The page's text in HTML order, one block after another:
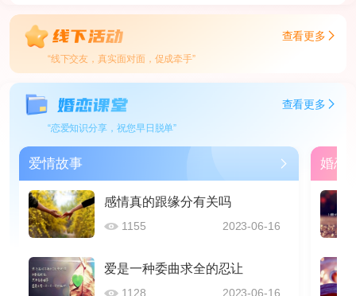
查看更多
“线下交友，真实面对面，促成牵手”
查看更多
“恋爱知识分享，祝您早日脱单”
爱情故事
感情真的跟缘分有关吗
1155 2023-06-16
爱是一种委曲求全的忍让
1128 2023-06-16
婚恋